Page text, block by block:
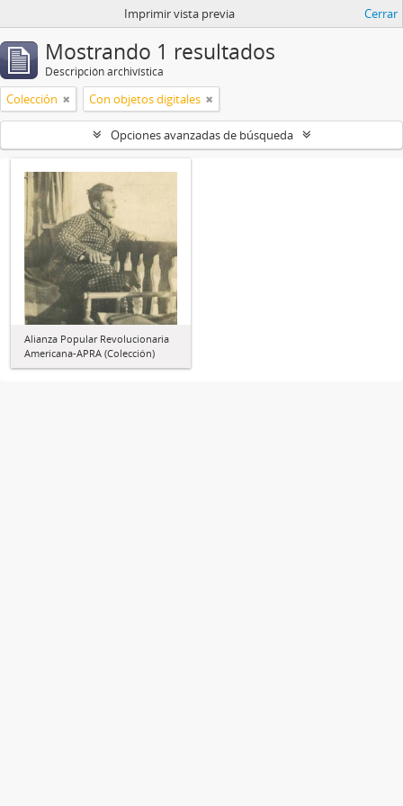
Imprimir vista previa Cerrar
Mostrando 1 resultados
Descripción archivística
Colección Con objetos digitales
Opciones avanzadas de búsqueda
Alianza Popular Revolucionaria
Americana-APRA (Colección)